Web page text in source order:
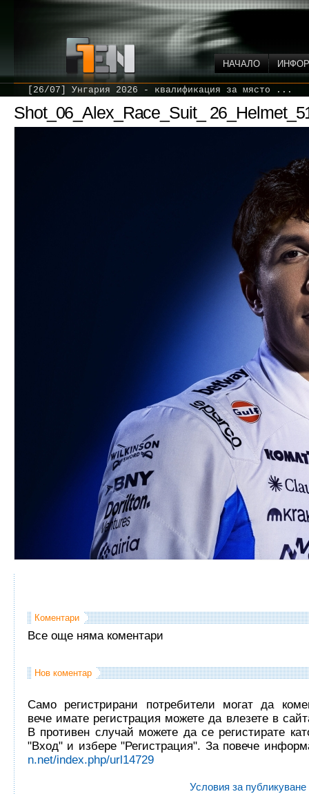
НАЧАЛО
[26/07] Унгария 2026 - квалификация за място ...
Shot_06_Alex_Race_Suit_
Коментари
Все още няма коментари
Нов коментар
Само регистрирани потребители могат да
вече имате регистрация можете да влезете в
В противен случай можете да се регистирате
"Вход" и избере "Регистрация". За повече
n.net/index.php/url14729
Условия за